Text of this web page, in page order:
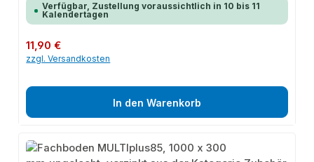
Verfügbar, Zustellung voraussichtlich in 10 bis 11
Kalendertagen
Regulärer Preis:
11,90 €
zzgl. Versandkosten
In den Warenkorb